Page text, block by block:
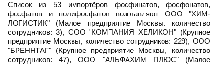
Список из 53 импортёров фосфинатов, фосфонатов,
фосфатов и полифосфатов возглавляют ООО "ХИМ-
ЛОГИСТИК" (Малое предприятие Москвы, количество
сотрудников: 3), ООО "КОМПАНИЯ ХЕЛИКОН" (Крупное
предприятие Москвы, количество сотрудников: 229), ООО
"БРЕННТАГ" (Крупное предприятие Москвы, количество
сотрудников: 47), ООО "АЛЬФАХИМ ПЛЮС" (Малое